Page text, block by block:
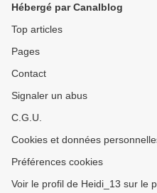
Hébergé par Canalblog
Top articles
Pages
Contact
Signaler un abus
C.G.U.
Cookies et données
Préférences cookies
Voir le profil de Heidi_13 sur le